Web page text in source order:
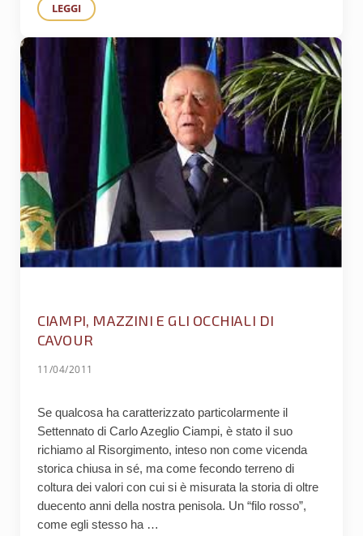
LEGGI
FESTA DEI COMITATI TOSCANI A LIVORNO SABATO 11
CIAMPI, MAZZINI E GLI OCCHIALI DI
CAVOUR
11/04/2011
Se qualcosa ha caratterizzato particolarmente il
Settennato di Carlo Azeglio Ciampi, è stato il suo
richiamo al Risorgimento, inteso non come vicenda
storica chiusa in sé, ma come fecondo terreno di
coltura dei valori con cui si è misurata la storia di oltre
duecento anni della nostra penisola. Un “filo rosso”,
come egli stesso ha …